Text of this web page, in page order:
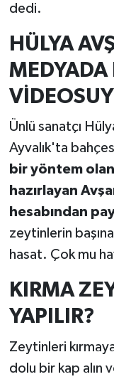
dedi.
HÜLYA
MEDYADA
Ünlü sanatçı
Ayvalık'ta
bir yöntem
hazırlayan
hesabından
zeytinlerin
hasat. Çok mu
KIRMA
YAPILIR?
Zeytinleri
dolu bir kap alın